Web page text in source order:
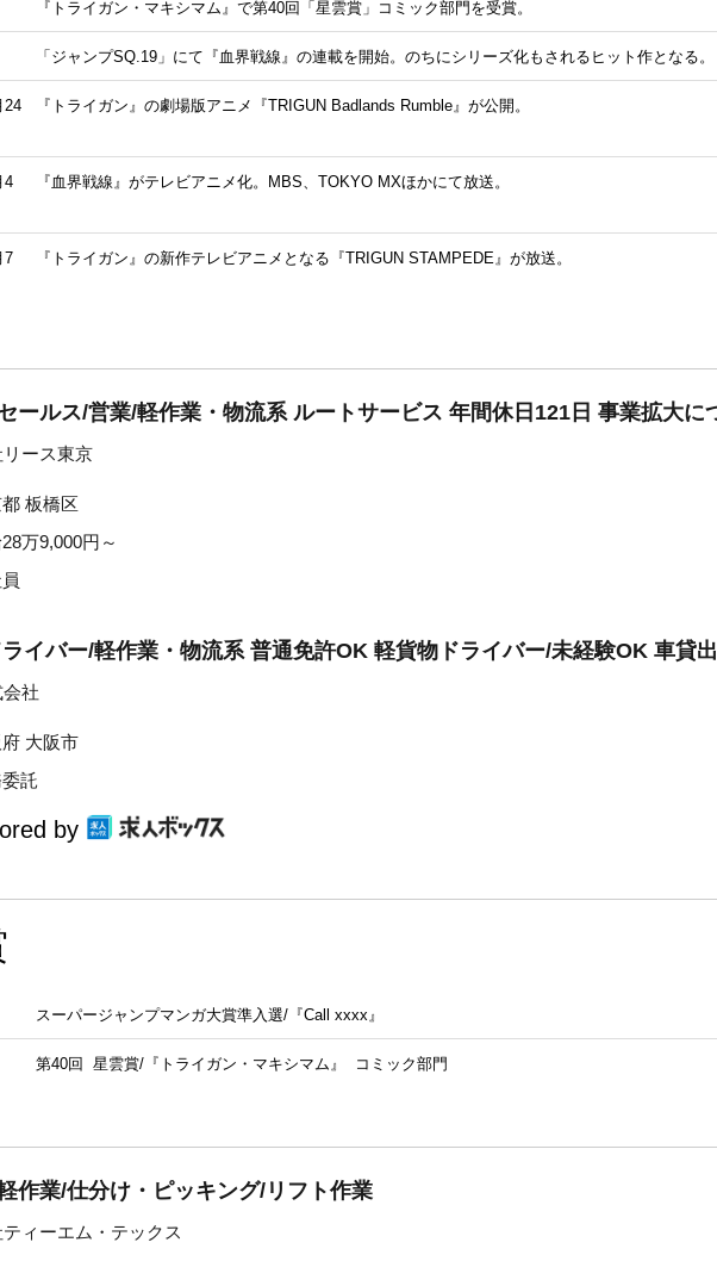
『トライガン・マキシマム』で第40回「星雲賞」コミック部門を受賞。
「ジャンプSQ.19」にて『血界戦線』の連載を開始。のちにシリーズ化もされるヒット作となる。
24
『トライガン』の劇場版アニメ『TRIGUN Badlands Rumble』が公開。
4
『血界戦線』がテレビアニメ化。MBS、TOKYO MXほかにて放送。
7
『トライガン』の新作テレビアニメとなる『TRIGUN STAMPEDE』が放送。
ールス/営業/軽作業・物流系 ルートサービス 年間休日121日 事業拡大に
ース東京
板橋区
万9,000円～
イバー/軽作業・物流系 普通免許OK 軽貨物ドライバー/未経験OK 車貸
会社
大阪市
託
by
スーパージャンプマンガ大賞準入選/『Call xxxx』
第40回 星雲賞/『トライガン・マキシマム』 コミック部門
作業/仕分け・ピッキング/リフト作業
ィーエム・テックス